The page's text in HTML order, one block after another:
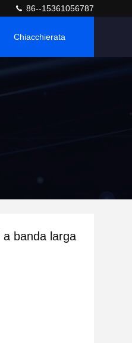
86--15361056787
Chiacchierata
banda larga